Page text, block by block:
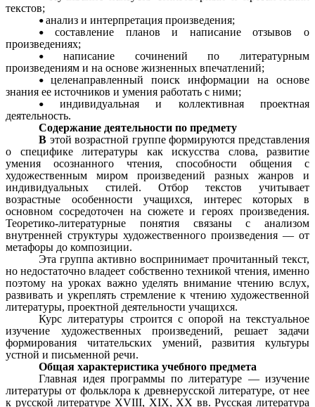
текстов;
анализ и интерпретация произведения;
составление планов и написание отзывов о
произведениях;
написание сочинений по литературным
произведениям и на основе жизненных впечатлений;
целенаправленный поиск информации на основе
знания ее источников и умения работать с ними;
индивидуальная и коллективная проектная
деятельность.
Содержание деятельности по предмету
В этой возрастной группе формируются представления
о специфике литературы как искусства слова, развитие
умения осознанного чтения, способности общения с
художественным миром произведений разных жанров и
индивидуальных стилей. Отбор текстов учитывает
возрастные особенности учащихся, интерес которых в
основном сосредоточен на сюжете и героях произведения.
Теоретико-литературные понятия связаны с анализом
внутренней структуры художественного произведения — от
метафоры до композиции.
Эта группа активно воспринимает прочитанный текст,
но недостаточно владеет собственно техникой чтения, именно
поэтому на уроках важно уделять внимание чтению вслух,
развивать и укреплять стремление к чтению художественной
литературы, проектной деятельности учащихся.
Курс литературы строится с опорой на текстуальное
изучение художественных произведений, решает задачи
формирования читательских умений, развития культуры
устной и письменной речи.
Общая характеристика учебного предмета
Главная идея программы по литературе — изучение
литературы от фольклора к древнерусской литературе, от нее
к русской литературе XVIII, XIX, XX вв. Русская литература